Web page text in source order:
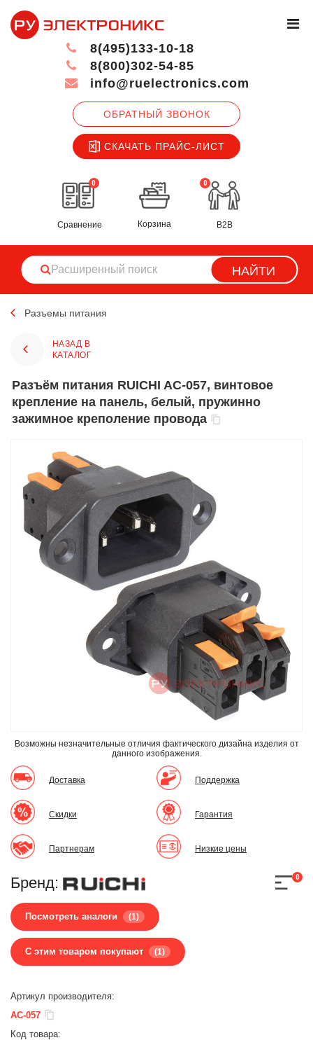
ОБРАТНЫЙ ЗВОНОК
СКАЧАТЬ ПРАЙС-ЛИСТ
8(495)133-10-18
8(800)302-54-85
info@ruelectronics.com
0
Сравнение
0
Корзина B2B
НАЙТИ
Разъемы питания
НАЗАД В
КАТАЛОГ
Разъём питания RUICHI AC-057, винтовое
крепление на панель, белый, пружинно
зажимное креполение провода
Возможны незначительные отличия фактического дизайна изделия от
данного изображения.
Доставка
Скидки
Партнерам
Поддержка
Гарантия
Низкие цены
Бренд:
Посмотреть аналоги (1)
С этим товаром покупают (1)
0
Артикул производителя:
AC-057
Код товара: